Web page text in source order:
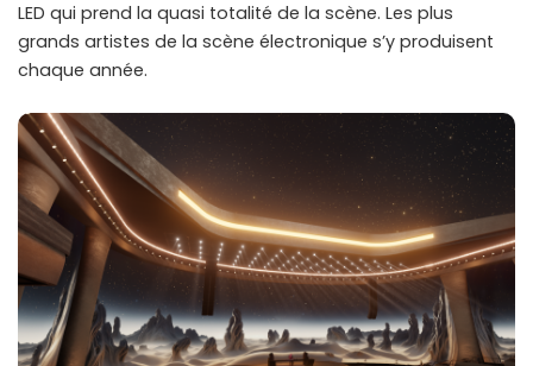
LED qui prend la quasi totalité de la scène. Les plus
grands artistes de la scène électronique s’y produisent
chaque année.